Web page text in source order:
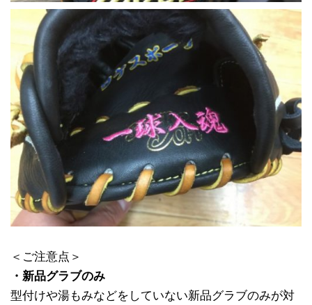
＜ご注意点＞
・新品グラブのみ
型付けや湯もみなどをしていない新品グラブのみが対